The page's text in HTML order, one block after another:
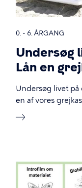
0. - 6. ÅRGANG
Undersøg
Lån en
Undersøg livet på
en af vores
Billede